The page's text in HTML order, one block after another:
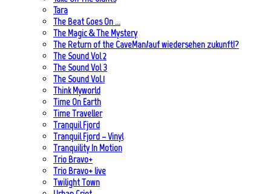
Tara
The Beat Goes On …
The Magic & The Mystery
The Return of the CaveMan/auf wiedersehen zukunft!?
The Sound Vol 2
The Sound Vol 3
The Sound Vol.1
Think Myworld
Time On Earth
Time Traveller
Tranquil Fjord
Tranquil Fjord – Vinyl
Tranquility In Motion
Trio Bravo+
Trio Bravo+ live
Twilight Town